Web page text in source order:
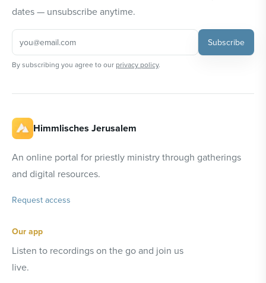
dates — unsubscribe anytime.
Subscribe
By subscribing you agree to our privacy policy.
Himmlisches Jerusalem
An online portal for priestly ministry through gatherings
and digital resources.
Request access
Our app
Listen to recordings on the go and join us
live.